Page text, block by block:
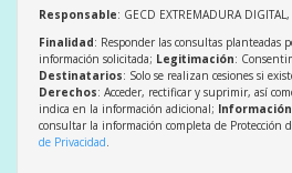
Responsable: GECD EXTREMADURA DIGITAL,
Finalidad: Responder las consultas planteadas
información solicitada; Legitimación:
Destinatarios: Solo se realizan cesiones si
Derechos: Acceder, rectificar y suprimir, así
indica en la información adicional;
consultar la información completa de Protección
de Privacidad